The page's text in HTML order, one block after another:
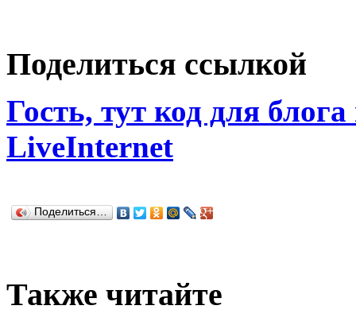
Поделиться ссылкой
Гость, тут код для
LiveInternet
Поделиться…
Также читайте